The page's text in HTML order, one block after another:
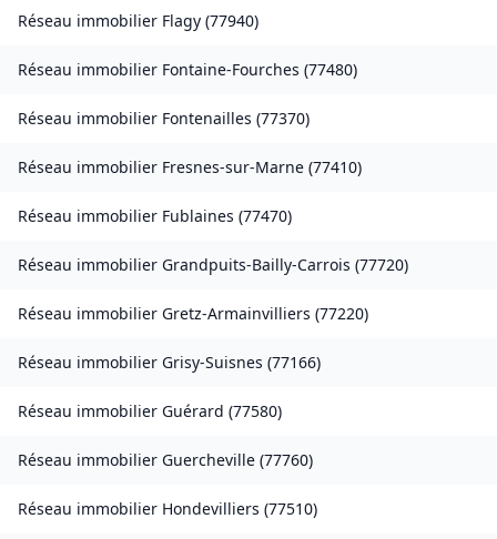
Réseau immobilier Flagy (77940)
Réseau immobilier Fontaine-Fourches (77480)
Réseau immobilier Fontenailles (77370)
Réseau immobilier Fresnes-sur-Marne (77410)
Réseau immobilier Fublaines (77470)
Réseau immobilier Grandpuits-Bailly-Carrois (77720)
Réseau immobilier Gretz-Armainvilliers (77220)
Réseau immobilier Grisy-Suisnes (77166)
Réseau immobilier Guérard (77580)
Réseau immobilier Guercheville (77760)
Réseau immobilier Hondevilliers (77510)